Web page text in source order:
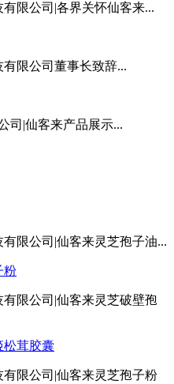
限公司|各界关怀仙客来...
限公司董事长致辞...
司|仙客来产品展示...
限公司|仙客来灵芝孢子油...
粉
限公司|仙客来灵芝破壁孢
松茸胶囊
限公司|仙客来灵芝孢子粉